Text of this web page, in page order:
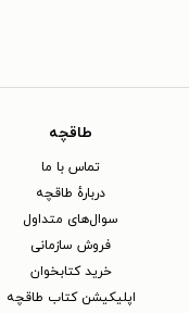
طاقچه
تماس با ما
دربارهٔ طاقچه
سوال‌های متداول
فروش سازمانی
خرید کتابخوان
اپلیکیشن کتاب طاقچه